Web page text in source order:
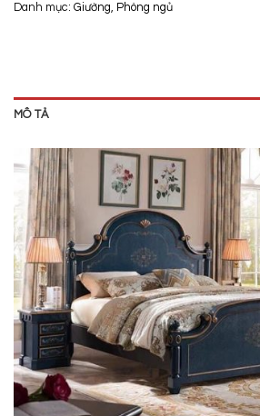
Danh mục: Giường, Phòng ngủ
MÔ TẢ